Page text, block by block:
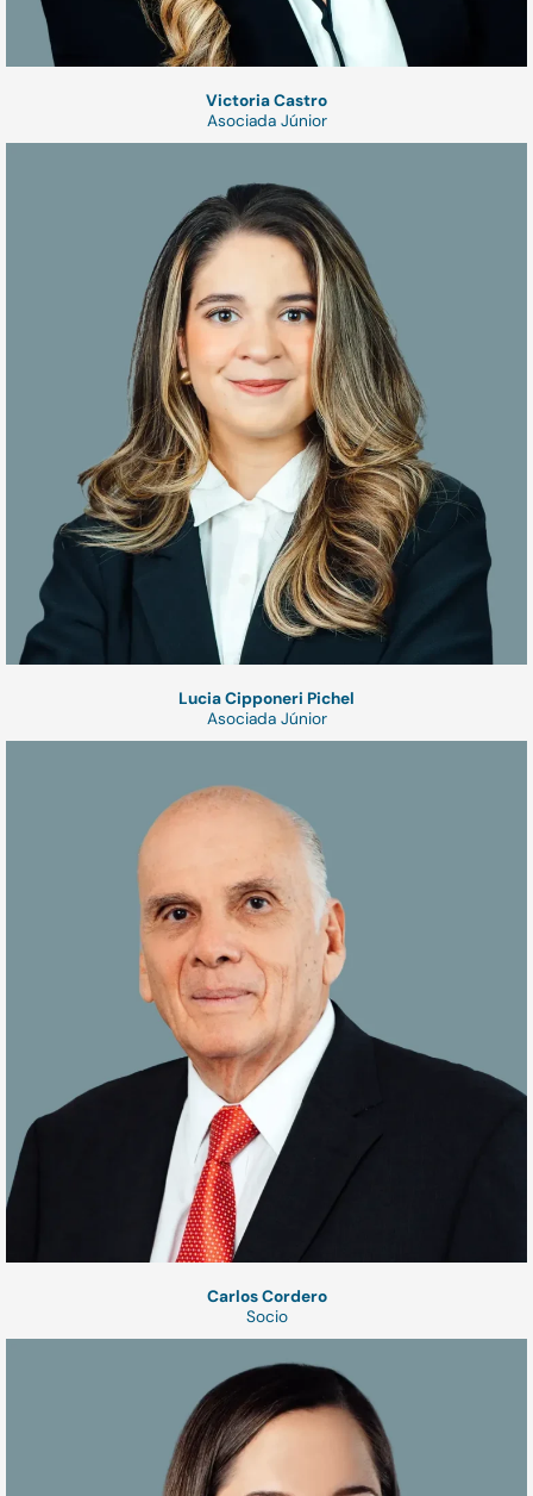
Victoria Castro
Asociada Júnior
Lucia Cipponeri Pichel
Asociada Júnior
Carlos Cordero
Socio